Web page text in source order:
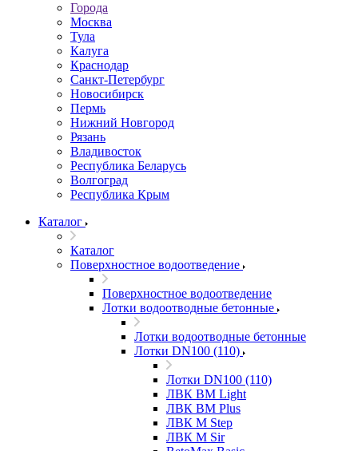
Города
Москва
Тула
Калуга
Краснодар
Санкт-Петербург
Новосибирск
Пермь
Нижний Новгород
Рязань
Владивосток
Республика Беларусь
Волгоград
Республика Крым
Каталог
Каталог
Поверхностное водоотведение
Поверхностное водоотведение
Лотки водоотводные бетонные
Лотки водоотводные бетонные
Лотки DN100 (110)
Лотки DN100 (110)
ЛВК ВМ Light
ЛВК ВМ Plus
ЛВК М Step
ЛВК М Sir